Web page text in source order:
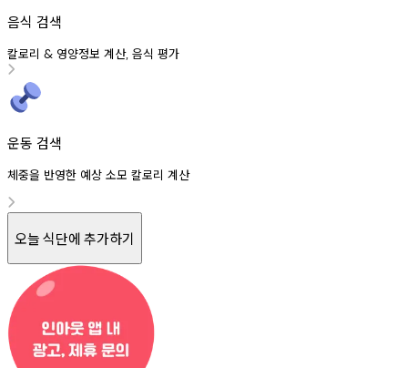
음식 검색
칼로리 & 영양정보 계산, 음식 평가
운동 검색
체중을 반영한 예상 소모 칼로리 계산
오늘 식단에 추가하기